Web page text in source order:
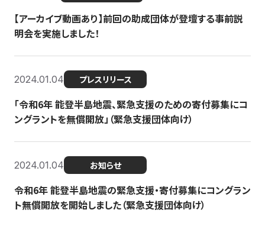
【アーカイブ動画あり】前回の助成団体が登壇する事前説
明会を実施しました！
2024.01.04 プレスリリース
「令和6年 能登半島地震、緊急支援のための寄付募集にコ
ングラントを無償開放」（緊急支援団体向け）
2024.01.04 お知らせ
令和6年 能登半島地震の緊急支援・寄付募集にコングラン
ト無償開放を開始しました（緊急支援団体向け）